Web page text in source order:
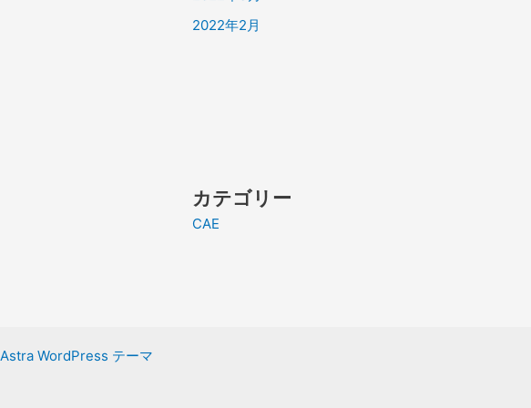
2022年2月
カテゴリー
CAE
Astra WordPress テーマ